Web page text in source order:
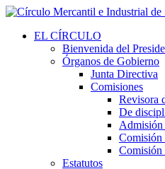
EL CÍRCULO
Bienvenida del
Órganos de Gobierno
Junta Directiva
Comisiones
Revisora
De
Admisión
Comisión
Comisión
Estatutos